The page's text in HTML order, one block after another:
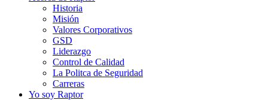
Historia
Misión
Valores Corporativos
GSD
Liderazgo
Control de Calidad
La Politca de Seguridad
Carreras
Yo soy Raptor